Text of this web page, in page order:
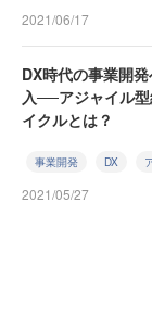
2021/06/17
DX時代の事業開
入──アジャイル
イクルとは？
事業開発 DX
2021/05/27